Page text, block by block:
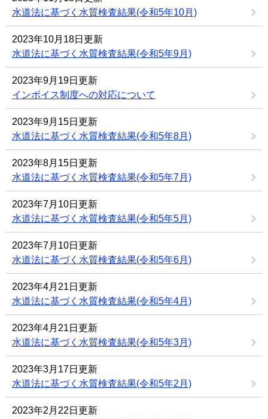
水道法に基づく水質検査結果(令和5年10月)
2023年10月18日更新
水道法に基づく水質検査結果(令和5年9月)
2023年9月19日更新
インボイス制度への対応について
2023年9月15日更新
水道法に基づく水質検査結果(令和5年8月)
2023年8月15日更新
水道法に基づく水質検査結果(令和5年7月)
2023年7月10日更新
水道法に基づく水質検査結果(令和5年5月)
2023年7月10日更新
水道法に基づく水質検査結果(令和5年6月)
2023年4月21日更新
水道法に基づく水質検査結果(令和5年4月)
2023年4月21日更新
水道法に基づく水質検査結果(令和5年3月)
2023年3月17日更新
水道法に基づく水質検査結果(令和5年2月)
2023年2月22日更新